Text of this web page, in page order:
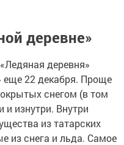
деревне»
деревня»
22 декабря. Проще
снегом (в том
изнутри. Внутри
из татарских
из снега и льда. Самое